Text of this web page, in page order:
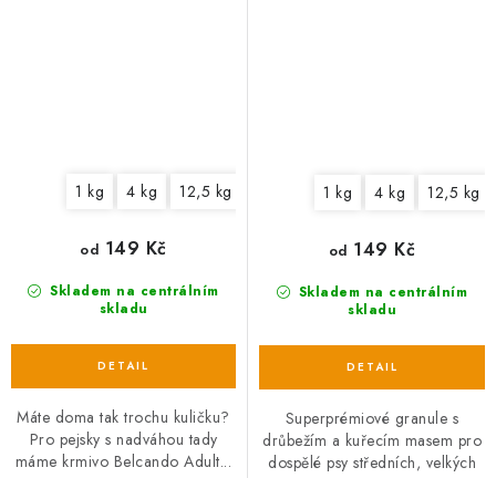
1 kg 4 kg 12,5 kg
Skladem na centrálním
skladu
od 149 Kč
Máte doma tak trochu kuličku?
Pro pejsky s nadváhou tady
máme krmivo Belcando Adult...
1 kg 4 kg 12,5 kg
Skladem na centrálním
skladu
od 149 Kč
Superprémiové granule s
drůbežím a kuřecím masem pro
dospělé psy středních, velkých